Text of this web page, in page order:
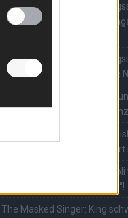
The Masked Singer:
Muuhnika kehrt mit Lady
The Masked Singer:
berührt erneut mit „You Are
The Masked Singer:
deutscher Schauspieler
The Masked Singer: Billie
Power! Muuhnika verzaubert
The Masked Singer: Rave-
Welt mit „We Are The World“!
The Masked Singer: King